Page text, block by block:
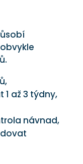
až 3 týdny,
návnad,